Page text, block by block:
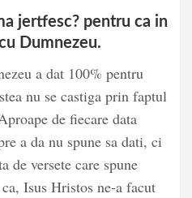
jertfesc? pentru ca in
Dumnezeu.
a dat 100% pentru
nu se castiga prin faptul
de fiecare data
a da nu spune sa dati, ci
de versete care spune
Isus Hristos ne-a facut